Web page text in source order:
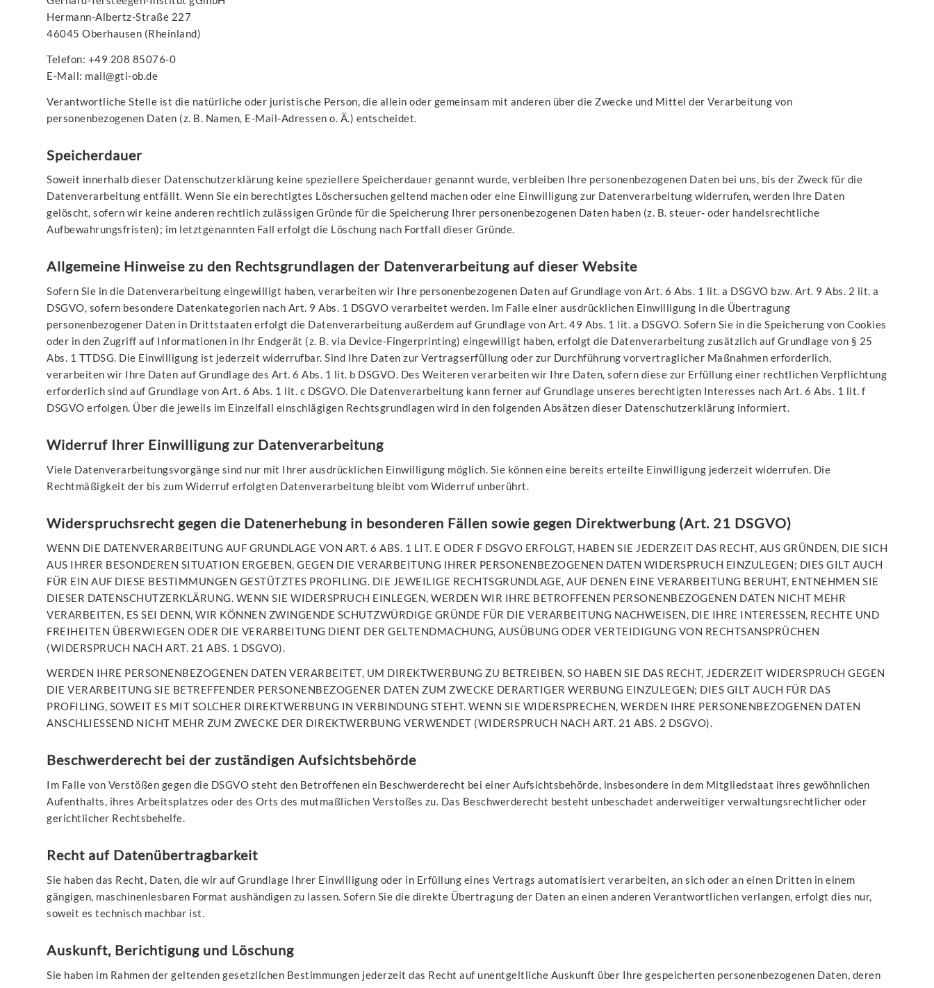
Hermann-Albertz-Straße 227
46045 Oberhausen (Rheinland)
Telefon: +49 208 85076-0
E-Mail: mail@gti-ob.de
Verantwortliche Stelle ist die natürliche oder juristische Person, die allein oder gemeinsam mit anderen über die Zwecke und Mittel der Verarbeitung von
personenbezogenen Daten (z. B. Namen, E-Mail-Adressen o. Ä.) entscheidet.
Speicherdauer
Soweit innerhalb dieser Datenschutzerklärung keine speziellere Speicherdauer genannt wurde, verbleiben Ihre personenbezogenen Daten bei uns, bis der Zweck für die
Datenverarbeitung entfällt. Wenn Sie ein berechtigtes Löschersuchen geltend machen oder eine Einwilligung zur Datenverarbeitung widerrufen, werden Ihre Daten
gelöscht, sofern wir keine anderen rechtlich zulässigen Gründe für die Speicherung Ihrer personenbezogenen Daten haben (z. B. steuer- oder handelsrechtliche
Aufbewahrungsfristen); im letztgenannten Fall erfolgt die Löschung nach Fortfall dieser Gründe.
Allgemeine Hinweise zu den Rechtsgrundlagen der Datenverarbeitung auf dieser Website
Sofern Sie in die Datenverarbeitung eingewilligt haben, verarbeiten wir Ihre personenbezogenen Daten auf Grundlage von Art. 6 Abs. 1 lit. a DSGVO bzw. Art. 9 Abs. 2 lit. a
DSGVO, sofern besondere Datenkategorien nach Art. 9 Abs. 1 DSGVO verarbeitet werden. Im Falle einer ausdrücklichen Einwilligung in die Übertragung
personenbezogener Daten in Drittstaaten erfolgt die Datenverarbeitung außerdem auf Grundlage von Art. 49 Abs. 1 lit. a DSGVO. Sofern Sie in die Speicherung von Cookies
oder in den Zugriff auf Informationen in Ihr Endgerät (z. B. via Device-Fingerprinting) eingewilligt haben, erfolgt die Datenverarbeitung zusätzlich auf Grundlage von § 25
Abs. 1 TTDSG. Die Einwilligung ist jederzeit widerrufbar. Sind Ihre Daten zur Vertragserfüllung oder zur Durchführung vorvertraglicher Maßnahmen erforderlich,
verarbeiten wir Ihre Daten auf Grundlage des Art. 6 Abs. 1 lit. b DSGVO. Des Weiteren verarbeiten wir Ihre Daten, sofern diese zur Erfüllung einer rechtlichen Verpflichtung
erforderlich sind auf Grundlage von Art. 6 Abs. 1 lit. c DSGVO. Die Datenverarbeitung kann ferner auf Grundlage unseres berechtigten Interesses nach Art. 6 Abs. 1 lit. f
DSGVO erfolgen. Über die jeweils im Einzelfall einschlägigen Rechtsgrundlagen wird in den folgenden Absätzen dieser Datenschutzerklärung informiert.
Widerruf Ihrer Einwilligung zur Datenverarbeitung
Viele Datenverarbeitungsvorgänge sind nur mit Ihrer ausdrücklichen Einwilligung möglich. Sie können eine bereits erteilte Einwilligung jederzeit widerrufen. Die
Rechtmäßigkeit der bis zum Widerruf erfolgten Datenverarbeitung bleibt vom Widerruf unberührt.
Widerspruchsrecht gegen die Datenerhebung in besonderen Fällen sowie gegen Direktwerbung (Art. 21 DSGVO)
WENN DIE DATENVERARBEITUNG AUF GRUNDLAGE VON ART. 6 ABS. 1 LIT. E ODER F DSGVO ERFOLGT, HABEN SIE JEDERZEIT DAS RECHT, AUS GRÜNDEN, DIE SICH
AUS IHRER BESONDEREN SITUATION ERGEBEN, GEGEN DIE VERARBEITUNG IHRER PERSONENBEZOGENEN DATEN WIDERSPRUCH EINZULEGEN; DIES GILT AUCH
FÜR EIN AUF DIESE BESTIMMUNGEN GESTÜTZTES PROFILING. DIE JEWEILIGE RECHTSGRUNDLAGE, AUF DENEN EINE VERARBEITUNG BERUHT, ENTNEHMEN SIE
DIESER DATENSCHUTZERKLÄRUNG. WENN SIE WIDERSPRUCH EINLEGEN, WERDEN WIR IHRE BETROFFENEN PERSONENBEZOGENEN DATEN NICHT MEHR
VERARBEITEN, ES SEI DENN, WIR KÖNNEN ZWINGENDE SCHUTZWÜRDIGE GRÜNDE FÜR DIE VERARBEITUNG NACHWEISEN, DIE IHRE INTERESSEN, RECHTE UND
FREIHEITEN ÜBERWIEGEN ODER DIE VERARBEITUNG DIENT DER GELTENDMACHUNG, AUSÜBUNG ODER VERTEIDIGUNG VON RECHTSANSPRÜCHEN
(WIDERSPRUCH NACH ART. 21 ABS. 1 DSGVO).
WERDEN IHRE PERSONENBEZOGENEN DATEN VERARBEITET, UM DIREKTWERBUNG ZU BETREIBEN, SO HABEN SIE DAS RECHT, JEDERZEIT WIDERSPRUCH GEGEN
DIE VERARBEITUNG SIE BETREFFENDER PERSONENBEZOGENER DATEN ZUM ZWECKE DERARTIGER WERBUNG EINZULEGEN; DIES GILT AUCH FÜR DAS
PROFILING, SOWEIT ES MIT SOLCHER DIREKTWERBUNG IN VERBINDUNG STEHT. WENN SIE WIDERSPRECHEN, WERDEN IHRE PERSONENBEZOGENEN DATEN
ANSCHLIESSEND NICHT MEHR ZUM ZWECKE DER DIREKTWERBUNG VERWENDET (WIDERSPRUCH NACH ART. 21 ABS. 2 DSGVO).
Beschwerde­recht bei der zuständigen Aufsichts­behörde
Im Falle von Verstößen gegen die DSGVO steht den Betroffenen ein Beschwerderecht bei einer Aufsichtsbehörde, insbesondere in dem Mitgliedstaat ihres gewöhnlichen
Aufenthalts, ihres Arbeitsplatzes oder des Orts des mutmaßlichen Verstoßes zu. Das Beschwerderecht besteht unbeschadet anderweitiger verwaltungsrechtlicher oder
gerichtlicher Rechtsbehelfe.
Recht auf Daten­übertrag­barkeit
Sie haben das Recht, Daten, die wir auf Grundlage Ihrer Einwilligung oder in Erfüllung eines Vertrags automatisiert verarbeiten, an sich oder an einen Dritten in einem
gängigen, maschinenlesbaren Format aushändigen zu lassen. Sofern Sie die direkte Übertragung der Daten an einen anderen Verantwortlichen verlangen, erfolgt dies nur,
soweit es technisch machbar ist.
Auskunft, Berichtigung und Löschung
Sie haben im Rahmen der geltenden gesetzlichen Bestimmungen jederzeit das Recht auf unentgeltliche Auskunft über Ihre gespeicherten personenbezogenen Daten, deren